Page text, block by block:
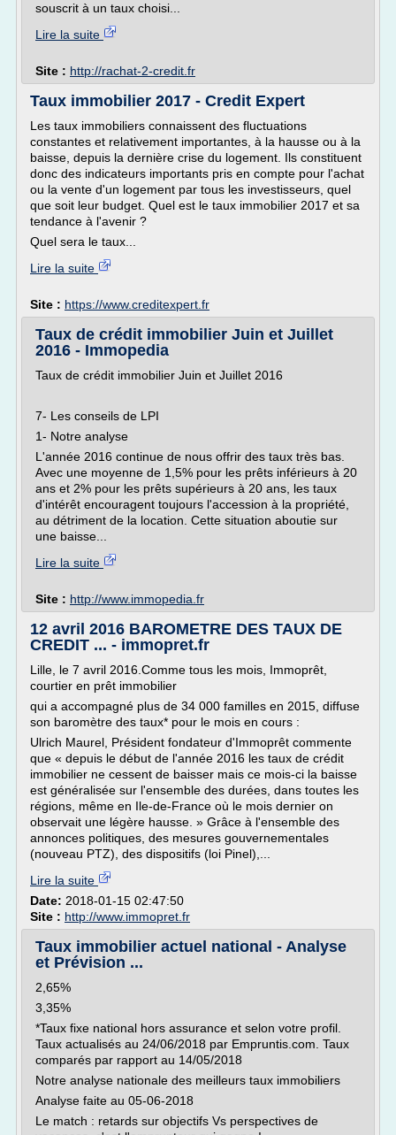
souscrit à un taux choisi...
Lire la suite
Site : http://rachat-2-credit.fr
Taux immobilier 2017 - Credit Expert
Les taux immobiliers connaissent des fluctuations
constantes et relativement importantes, à la hausse ou à la
baisse, depuis la dernière crise du logement. Ils constituent
donc des indicateurs importants pris en compte pour l'achat
ou la vente d'un logement par tous les investisseurs, quel
que soit leur budget. Quel est le taux immobilier 2017 et sa
tendance à l'avenir ?
Quel sera le taux...
Lire la suite
Site : https://www.creditexpert.fr
Taux de crédit immobilier Juin et Juillet
2016 - Immopedia
Taux de crédit immobilier Juin et Juillet 2016
7- Les conseils de LPI
1- Notre analyse
L'année 2016 continue de nous offrir des taux très bas.
Avec une moyenne de 1,5% pour les prêts inférieurs à 20
ans et 2% pour les prêts supérieurs à 20 ans, les taux
d'intérêt encouragent toujours l'accession à la propriété,
au détriment de la location. Cette situation aboutie sur
une baisse...
Lire la suite
Site : http://www.immopedia.fr
12 avril 2016 BAROMETRE DES TAUX DE
CREDIT ... - immopret.fr
Lille, le 7 avril 2016.Comme tous les mois, Immoprêt,
courtier en prêt immobilier
qui a accompagné plus de 34 000 familles en 2015, diffuse
son baromètre des taux* pour le mois en cours :
Ulrich Maurel, Président fondateur d'Immoprêt commente
que « depuis le début de l'année 2016 les taux de crédit
immobilier ne cessent de baisser mais ce mois-ci la baisse
est généralisée sur l'ensemble des durées, dans toutes les
régions, même en Ile-de-France où le mois dernier on
observait une légère hausse. » Grâce à l'ensemble des
annonces politiques, des mesures gouvernementales
(nouveau PTZ), des dispositifs (loi Pinel),...
Lire la suite
Date: 2018-01-15 02:47:50
Site : http://www.immopret.fr
Taux immobilier actuel national - Analyse
et Prévision ...
2,65%
3,35%
*Taux fixe national hors assurance et selon votre profil.
Taux actualisés au 24/06/2018 par Empruntis.com. Taux
comparés par rapport au 14/05/2018
Notre analyse nationale des meilleurs taux immobiliers
Analyse faite au 05-06-2018
Le match : retards sur objectifs Vs perspectives de